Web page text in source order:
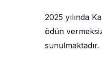
2025 yılında
ödün
sunulmaktadır.